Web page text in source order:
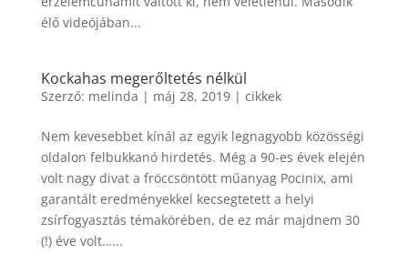
élő videójában...
Kockahas megerőltetés nélkül
Szerző: melinda | máj 28, 2019| cikkek
Nem kevesebbet kínál az egyik legnagyobb közösségi
oldalon felbukkanó hirdetés. Még a 90-es évek elején
volt nagy divat a fröccsöntött műanyag Pocinix, ami
garantált eredményekkel kecsegtetett a helyi
zsírfogyasztás témakörében, de ez már majdnem 30
(!) éve volt…...